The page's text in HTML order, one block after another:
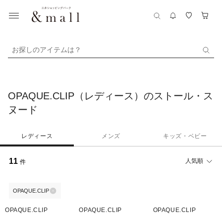
お探しのアイテムは？
OPAQUE.CLIP（レディース）のストール・ス
ヌード
レディース メンズ キッズ・ベビー
11 件 人気順
OPAQUE.CLIP
OPAQUE.CLIP OPAQUE.CLIP OPAQUE.CLIP